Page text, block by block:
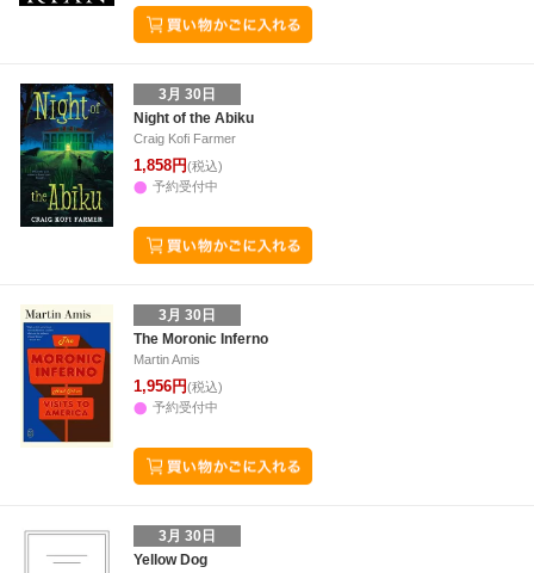
3月 30日
Night of the Abiku
Craig Kofi Farmer
1,858円(税込)
予約受付中
3月 30日
The Moronic Inferno
Martin Amis
1,956円(税込)
予約受付中
3月 30日
Yellow Dog